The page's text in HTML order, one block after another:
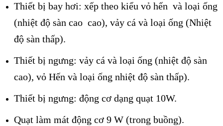
Thiết bị bay hơi: xếp theo kiểu vỏ hến và loại ống
(nhiệt độ sàn cao cao), vảy cá và loại ống (Nhiệt
độ sàn thấp).
Thiết bị ngưng: vảy cá và loại ống (nhiệt độ sàn
cao), vỏ Hến và loại ống nhiệt độ sàn thấp).
Thiết bị ngưng: động cơ dạng quạt 10W.
Quạt làm mát động cơ 9 W (trong buồng).